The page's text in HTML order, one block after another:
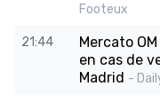
Footeux
21:44
Mercato
en cas de
Madrid -